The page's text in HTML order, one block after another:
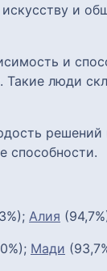
и
и
люди
способности.
Алия
Мади